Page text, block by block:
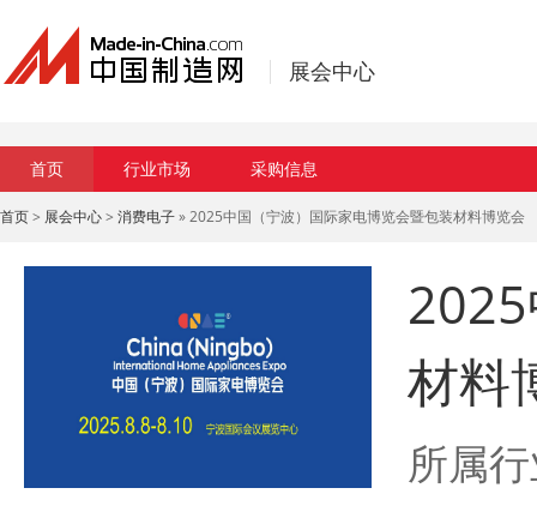
展会中心
首页 行业市场 采购信息
首页> 展会中心> 消费电子» 2025中国（宁波）国际家电博览会暨包装材料博览会
材料
所属